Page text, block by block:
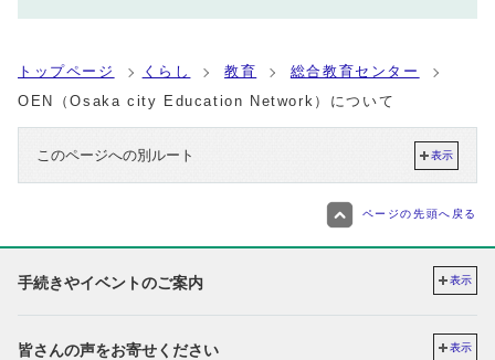
トップページ くらし 教育
総合教育センター
OEN（Osaka city Education Network）について
このページへの別ルート 表示
ページの先頭へ戻る
手続きやイベントのご案内 表示
皆さんの声をお寄せください 表示